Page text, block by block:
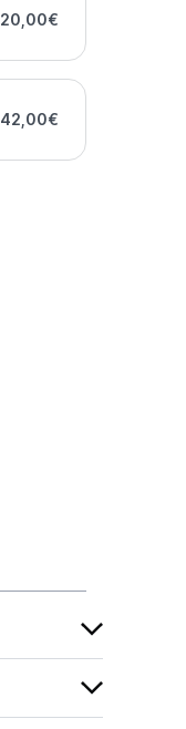
20,00€
42,00€